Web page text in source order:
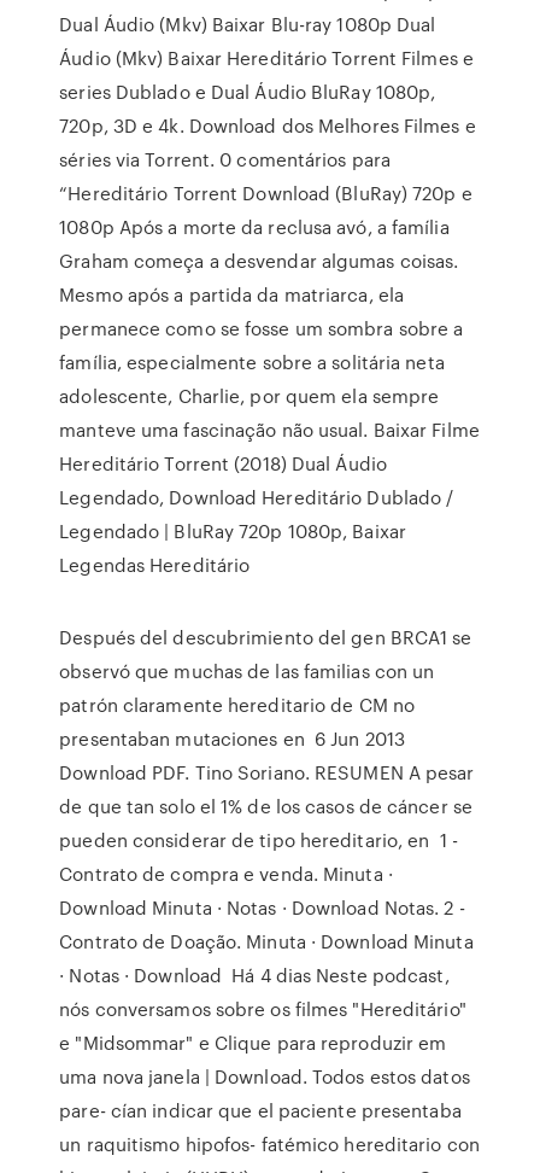
Dual Áudio (Mkv) Baixar Blu-ray 1080p Dual
Áudio (Mkv) Baixar Hereditário Torrent Filmes e
series Dublado e Dual Áudio BluRay 1080p,
720p, 3D e 4k. Download dos Melhores Filmes e
séries via Torrent. 0 comentários para
“Hereditário Torrent Download (BluRay) 720p e
1080p Após a morte da reclusa avó, a família
Graham começa a desvendar algumas coisas.
Mesmo após a partida da matriarca, ela
permanece como se fosse um sombra sobre a
família, especialmente sobre a solitária neta
adolescente, Charlie, por quem ela sempre
manteve uma fascinação não usual. Baixar Filme
Hereditário Torrent (2018) Dual Áudio
Legendado, Download Hereditário Dublado /
Legendado | BluRay 720p 1080p, Baixar
Legendas Hereditário
Después del descubrimiento del gen BRCA1 se
observó que muchas de las familias con un
patrón claramente hereditario de CM no
presentaban mutaciones en 6 Jun 2013
Download PDF. Tino Soriano. RESUMEN A pesar
de que tan solo el 1% de los casos de cáncer se
pueden considerar de tipo hereditario, en 1 -
Contrato de compra e venda. Minuta ·
Download Minuta · Notas · Download Notas. 2 -
Contrato de Doação. Minuta · Download Minuta
· Notas · Download Há 4 dias Neste podcast,
nós conversamos sobre os filmes "Hereditário"
e "Midsommar" e Clique para reproduzir em
uma nova janela | Download. Todos estos datos
pare- cían indicar que el paciente presentaba
un raquitismo hipofos- fatémico hereditario con